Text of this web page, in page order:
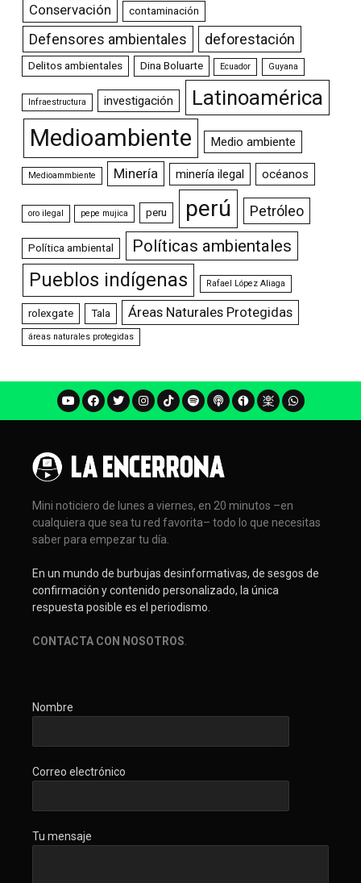
Conservación contaminación
Defensores ambientales deforestación
Delitos ambientales Dina Boluarte Ecuador Guyana
Infraestructura investigación Latinoamérica
Medioambiente Medio ambiente
Medioammbiente Minería minería ilegal océanos
oro ilegal pepe mujica peru perú Petróleo
Política ambiental Políticas ambientales
Pueblos indígenas Rafael López Aliaga
rolexgate Tala Áreas Naturales Protegidas
áreas naturales protegidas
Mini noticiero de lunes a viernes, en 20 minutos –en
cualquiera que sea tu red favorita– todo lo que necesitas
saber para empezar tu día.
En un mundo de burbujas desinformativas, de sesgos de
confirmación y contenido personalizado, la única
respuesta posible es el periodismo.
CONTACTA CON NOSOTROS
Nombre
Correo electrónico
Tu mensaje